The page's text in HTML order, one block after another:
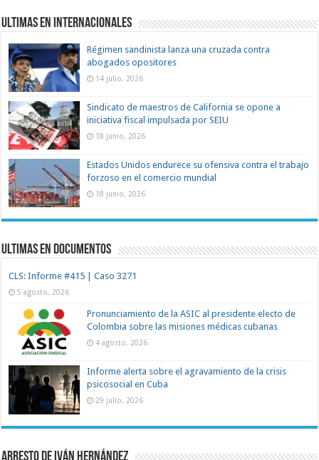
Ultimas en Internacionales
Régimen sandinista lanza una cruzada contra
abogados opositores
14 julio, 2026
Sindicato de maestros de California se opone a
iniciativa fiscal impulsada por SEIU
18 junio, 2026
Estados Unidos endurece su ofensiva contra el trabajo
forzoso en el comercio mundial
18 junio, 2026
Ultimas en documentos
CLS: Informe #415 | Caso 3271
5 agosto, 2026
Pronunciamiento de la ASIC al presidente electo de
Colombia sobre las misiones médicas cubanas
4 agosto, 2026
Informe alerta sobre el agravamiento de la crisis
psicosocial en Cuba
29 julio, 2026
Arresto de Iván Hernández